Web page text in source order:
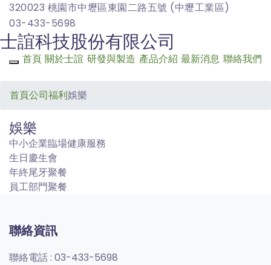
320023 桃園市中壢區東園二路五號 (中壢工業區)
03-433-5698
士誼科技股份有限公司
Toggle navigation
首頁 關於士誼 研發與製造 產品介紹 最新消息 聯絡我們
首頁公司福利娛樂
娛樂
中小企業臨場健康服務
生日慶生會
年終尾牙聚餐
員工部門聚餐
聯絡資訊
聯絡電話 : 03-433-5698